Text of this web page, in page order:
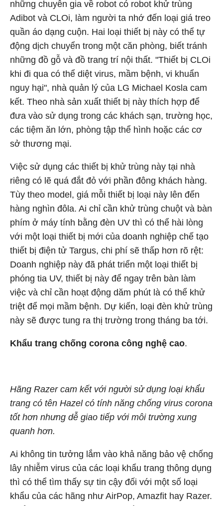
những chuyên gia về robot có robot khử trùng
Adibot và CLOi, làm người ta nhớ đến loại giá treo
quần áo dạng cuộn. Hai loại thiết bị này có thể tự
động dịch chuyển trong một căn phòng, biết tránh
những đồ gỗ và đồ trang trí nội thất. "Thiết bị CLOi
khi đi qua có thể diệt virus, mầm bệnh, vi khuẩn
nguy hại", nhà quản lý của LG Michael Kosla cam
kết. Theo nhà sản xuất thiết bị này thích hợp để
đưa vào sử dụng trong các khách sạn, trường học,
các tiệm ăn lớn, phòng tập thể hình hoặc các cơ
sở thương mại.
Việc sử dụng các thiết bị khử trùng này tại nhà
riêng có lẽ quá đắt đỏ với phần đông khách hàng.
Tùy theo model, giá mỗi thiết bị loại này lên đến
hàng nghìn đôla. Ai chỉ cần khử trùng chuột và bàn
phím ở máy tính bằng đèn UV thì có thể hài lòng
với một loại thiết bị mới của doanh nghiệp chế tạo
thiết bị điện tử Targus, chi phí sẽ thấp hơn rõ rệt:
Doanh nghiệp này đã phát triển một loại thiết bị
phóng tia UV, thiết bị này để ngay trên bàn làm
việc và chỉ cần hoạt động dăm phút là có thể khử
triệt để mọi mầm bệnh. Dự kiến, loại đèn khử trùng
này sẽ được tung ra thị trường trong tháng ba tới.
Khẩu trang chống corona công nghệ cao.
Hãng Razer cam kết với người sử dụng loại khẩu
trang có tên Hazel có tính năng chống virus corona
tốt hơn nhưng dễ giao tiếp với môi trường xung
quanh hơn.
Ai không tin tưởng lắm vào khả năng bảo vệ chống
lây nhiễm virus của các loại khẩu trang thông dụng
thì có thể tìm thấy sự tin cậy đối với một số loại
khẩu của các hãng như AirPop, Amazfit hay Razer.